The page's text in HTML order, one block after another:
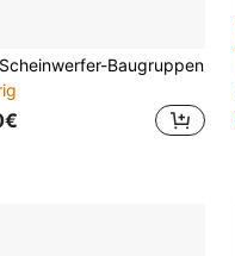
Baugruppen